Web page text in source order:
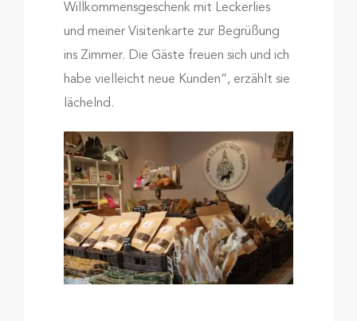
Willkommensgeschenk mit Leckerlies
und meiner Visitenkarte zur Begrüßung
ins Zimmer. Die Gäste freuen sich und ich
habe vielleicht neue Kunden“, erzählt sie
lächelnd.